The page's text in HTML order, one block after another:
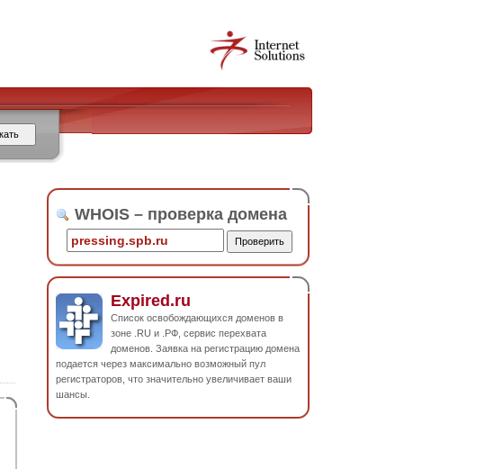
WHOIS – проверка домена
Expired.ru
Список освобождающихся доменов в
зоне .RU и .РФ, сервис перехвата
доменов. Заявка на регистрацию домена
подается через максимально возможный пул
регистраторов, что значительно увеличивает ваши
шансы.